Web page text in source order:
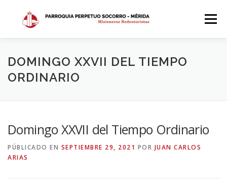
contenido
Menú
INICIO DÓNDE ESTAMOS HISTORIA
SACRAMENTOS CALENDARIO PARROQUIAL 2024
DOMINGO XXVII DEL TIEMPO
ORDINARIO
Domingo XXVII del Tiempo Ordinario
PÚBLICADO EN SEPTIEMBRE 29, 2021 POR JUAN CARLOS
ARIAS